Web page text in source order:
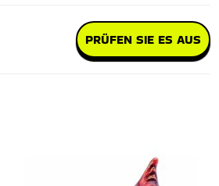
PRÜFEN SIE ES AUS